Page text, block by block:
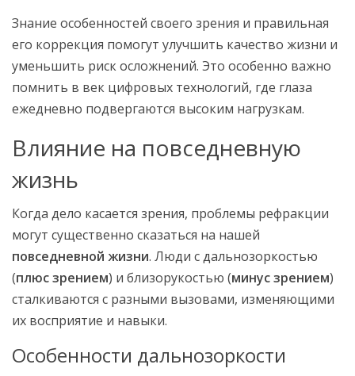
Знание особенностей своего зрения и правильная
его коррекция помогут улучшить качество жизни и
уменьшить риск осложнений. Это особенно важно
помнить в век цифровых технологий, где глаза
ежедневно подвергаются высоким нагрузкам.
Влияние на повседневную
жизнь
Когда дело касается зрения, проблемы рефракции
могут существенно сказаться на нашей
повседневной жизни. Люди с дальнозоркостью
(плюс зрением) и близорукостью (минус зрением)
сталкиваются с разными вызовами, изменяющими
их восприятие и навыки.
Особенности дальнозоркости